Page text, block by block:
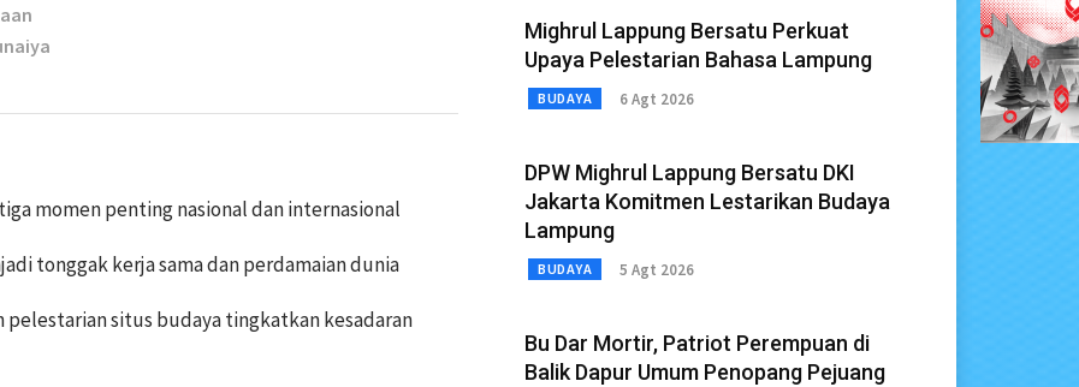
momen penting nasional dan internasional
tonggak kerja sama dan perdamaian dunia
pelestarian situs budaya tingkatkan kesadaran
Mighrul Lappung Bersatu Perkuat
Upaya Pelestarian Bahasa Lampung
BUDAYA 6 Agt 2026
DPW Mighrul Lappung Bersatu DKI
Jakarta Komitmen Lestarikan Budaya
Lampung
BUDAYA 5 Agt 2026
Bu Dar Mortir, Patriot Perempuan di
Balik Dapur Umum Penopang Pejuang